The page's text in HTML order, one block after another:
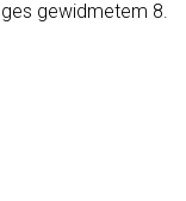
gewidmetem 8.